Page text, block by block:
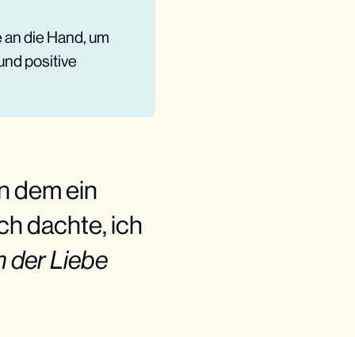
die Hand, um
positive
dem ein
dachte, ich
der Liebe